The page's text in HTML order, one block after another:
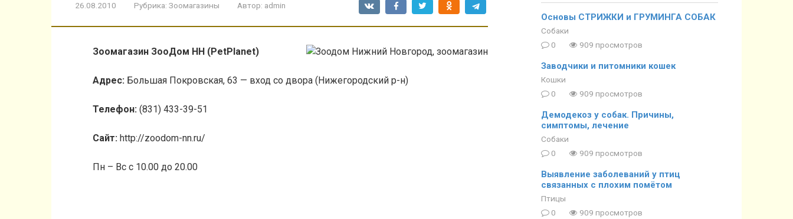
26.08.2010 Рубрика: Зоомагазины Автор: admin
Зоомагазин ЗооДом НН (PetPlanet)
Адрес: Большая Покровская, 63 — вход со двора (Нижегородский р-н)
Телефон: (831) 433-39-51
Cайт: http://zoodom-nn.ru/
Пн – Вс с 10.00 до 20.00
Основы СТРИЖКИ и ГРУМИНГА СОБАК
Собаки
0
909 просмотров
Заводчики и питомники кошек
Кошки
0
909 просмотров
Демодекоз у собак. Причины,
симптомы, лечение
Собаки
0
909 просмотров
Выявление заболеваний у птиц
связанных с плохим помётом
Птицы
0
909 просмотров